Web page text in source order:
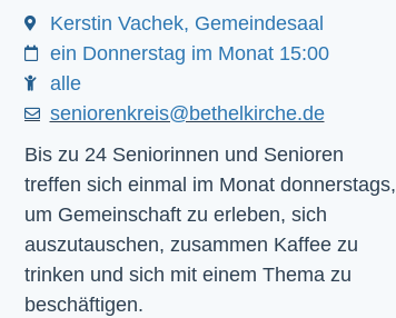
Kerstin Vachek, Gemeindesaal
ein Donnerstag im Monat 15:00
alle
seniorenkreis@bethelkirche.de
Bis zu 24 Seniorinnen und Senioren
treffen sich einmal im Monat donnerstags,
um Gemeinschaft zu erleben, sich
auszutauschen, zusammen Kaffee zu
trinken und sich mit einem Thema zu
beschäftigen.